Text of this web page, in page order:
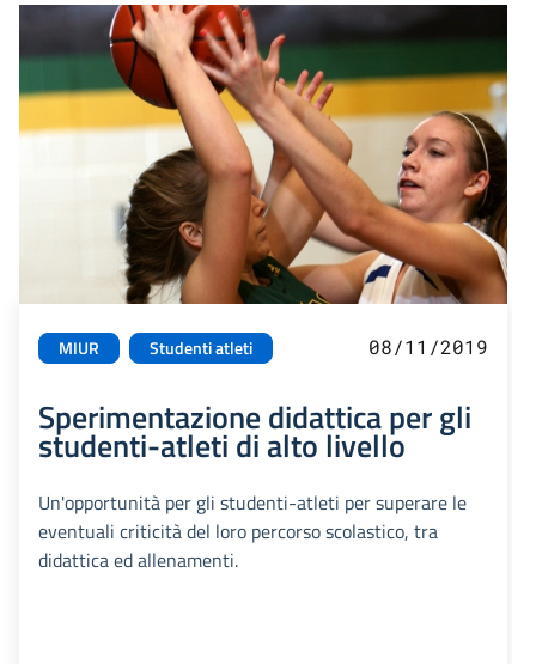
MIUR Studenti atleti 08/11/2019
Sperimentazione didattica per gli
studenti-atleti di alto livello
Un'opportunità per gli studenti-atleti per superare le
eventuali criticità del loro percorso scolastico, tra
didattica ed allenamenti.